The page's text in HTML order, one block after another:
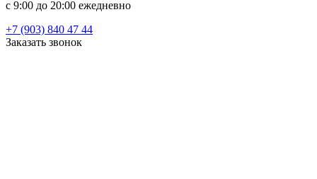
c 9:00 до 20:00 ежедневно
+7 (903) 840 47 44
Заказать звонок